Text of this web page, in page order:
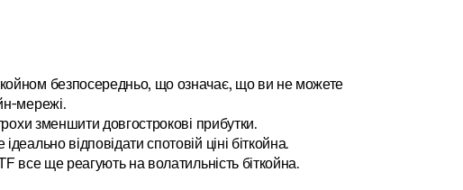
безпосередньо, що означає, що ви не можете
мережі.
зменшити довгострокові прибутки.
відповідати спотовій ціні біткойна.
все ще реагують на волатильність біткойна.